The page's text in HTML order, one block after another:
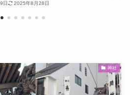
日 2025年8月28日
神社